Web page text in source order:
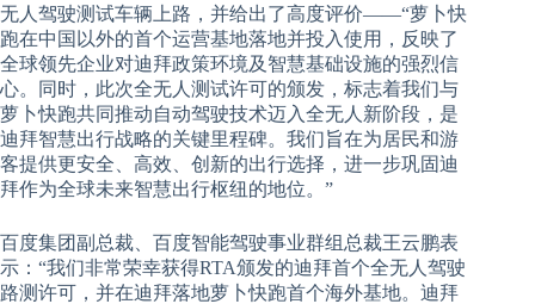
无人驾驶测试车辆上路，并给出了高度评价——“萝卜快
跑在中国以外的首个运营基地落地并投入使用，反映了
全球领先企业对迪拜政策环境及智慧基础设施的强烈信
心。同时，此次全无人测试许可的颁发，标志着我们与
萝卜快跑共同推动自动驾驶技术迈入全无人新阶段，是
迪拜智慧出行战略的关键里程碑。我们旨在为居民和游
客提供更安全、高效、创新的出行选择，进一步巩固迪
拜作为全球未来智慧出行枢纽的地位。”
百度集团副总裁、百度智能驾驶事业群组总裁王云鹏表
示：“我们非常荣幸获得RTA颁发的迪拜首个全无人驾驶
路测许可，并在迪拜落地萝卜快跑首个海外基地。迪拜